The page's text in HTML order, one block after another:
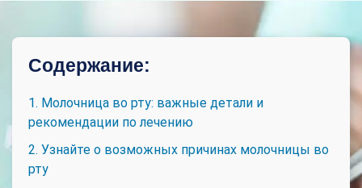
Содержание:
1. Молочница во рту: важные детали и
рекомендации по лечению
2. Узнайте о возможных причинах молочницы во
рту